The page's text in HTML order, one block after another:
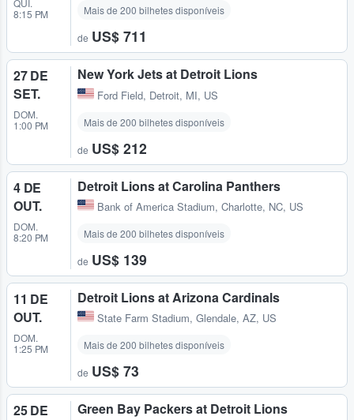
QUI.
8:15 PM
Mais de 200 bilhetes disponíveis
de US$ 711
27 DE
SET.
DOM.
1:00 PM
New York Jets at Detroit Lions
Ford Field, Detroit, MI, US
Mais de 200 bilhetes disponíveis
de US$ 212
4 DE
OUT.
DOM.
8:20 PM
Detroit Lions at Carolina Panthers
Bank of America Stadium, Charlotte, NC, US
Mais de 200 bilhetes disponíveis
de US$ 139
11 DE
OUT.
DOM.
1:25 PM
Detroit Lions at Arizona Cardinals
State Farm Stadium, Glendale, AZ, US
Mais de 200 bilhetes disponíveis
de US$ 73
25 DE
Green Bay Packers at Detroit Lions